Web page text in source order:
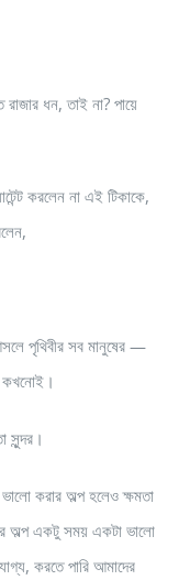
ধন, তাই না? পায়ে
করলেন না এই টিকাকে,
পৃথিবীর সব মানুষের —
কখনোই।
সুন্দর।
করার অল্প হলেও ক্ষমতা
অল্প একটু সময় একটা ভালো
করতে পারি আমাদের